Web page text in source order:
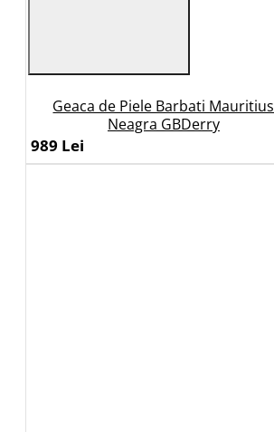
Geaca de Piele Barbati Mauritius
Neagra GBDerry
989 Lei